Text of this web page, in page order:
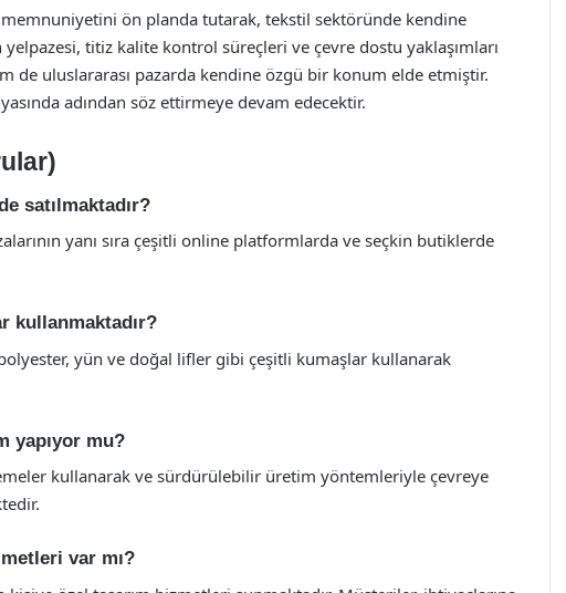
memnuniyetini ön planda tutarak, tekstil sektöründe kendine
titiz kalite kontrol süreçleri ve çevre dostu yaklaşımları
de uluslararası pazarda kendine özgü bir konum elde etmiştir.
adından söz ettirmeye devam edecektir.
satılmaktadır?
yanı sıra çeşitli online platformlarda ve seçkin butiklerde
kullanmaktadır?
yün ve doğal lifler gibi çeşitli kumaşlar kullanarak
yapıyor mu?
kullanarak ve sürdürülebilir üretim yöntemleriyle çevreye
var mı?